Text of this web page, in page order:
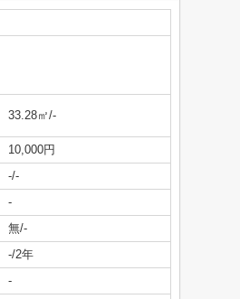
33.28㎡/-
10,000円
-/-
-
無/-
-/2年
-